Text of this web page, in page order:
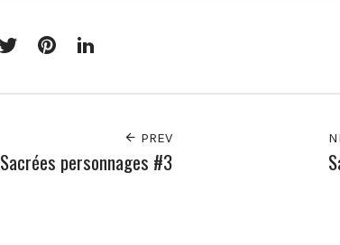
PREV
Sacrées personnages #3